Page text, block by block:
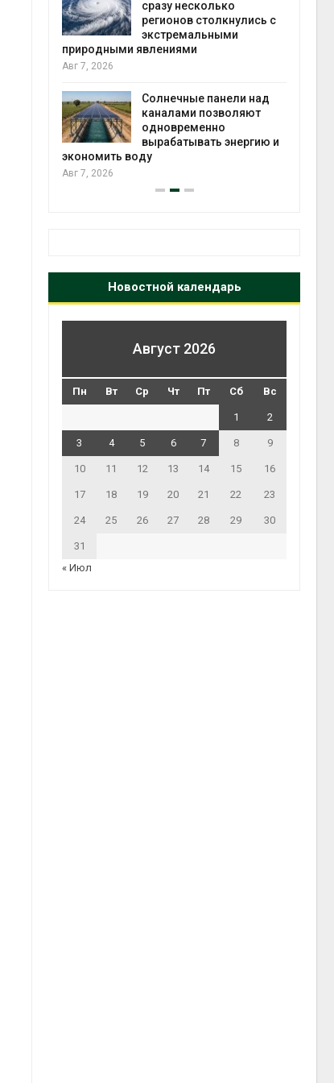
сразу несколько
регионов столкнулись с
экстремальными
природными явлениями
Авг 7, 2026
Солнечные панели над
каналами позволяют
одновременно
вырабатывать энергию и
экономить воду
Авг 7, 2026
Новостной календарь
Август 2026
Пн Вт Ср Чт Пт Сб Вс
1 2
3 4 5 6 7 8 9
10 11 12 13 14 15 16
17 18 19 20 21 22 23
24 25 26 27 28 29 30
31
« Июл